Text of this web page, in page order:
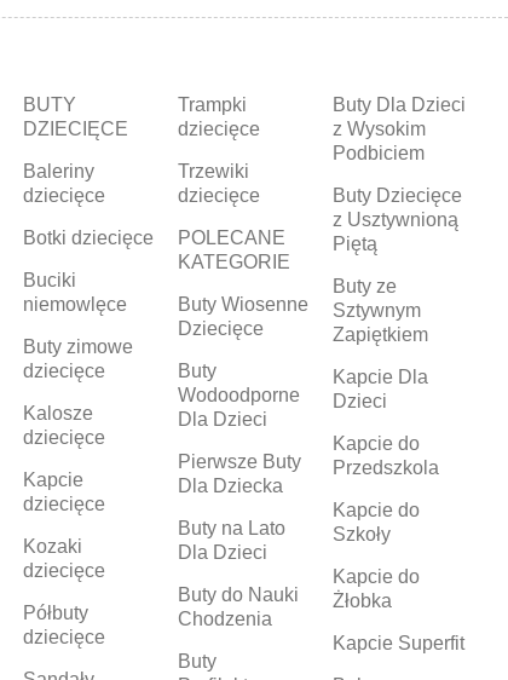
BUTY
DZIECIĘCE
Baleriny
dziecięce
Botki dziecięce
Buciki
niemowlęce
Buty zimowe
dziecięce
Kalosze
dziecięce
Kapcie
dziecięce
Kozaki
dziecięce
Półbuty
dziecięce
Trampki
dziecięce
Trzewiki
dziecięce
POLECANE
KATEGORIE
Buty Wiosenne
Dziecięce
Buty
Wodoodporne
Dla Dzieci
Pierwsze Buty
Dla Dziecka
Buty na Lato
Dla Dzieci
Buty do Nauki
Chodzenia
Buty
Buty Dla Dzieci
z Wysokim
Podbiciem
Buty Dziecięce
z Usztywnioną
Piętą
Buty ze
Sztywnym
Zapiętkiem
Kapcie Dla
Dzieci
Kapcie do
Przedszkola
Kapcie do
Szkoły
Kapcie do
Żłobka
Kapcie Superfit